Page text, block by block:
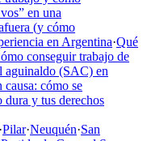
en una
(y cómo
en Argentina·Qué
conseguir trabajo de
aguinaldo (SAC) en
cómo se
dura y tus derechos
·Pilar·Neuquén·San